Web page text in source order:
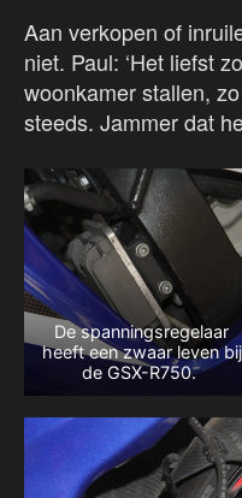
Aan verkopen of
niet. Paul: ‘Het liefst
woonkamer stallen,
steeds. Jammer dat
De spanningsregelaar
heeft een zwaar leven bij
de GSX-R750.